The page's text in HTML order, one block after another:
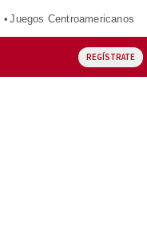
Juegos Centroamericanos
REGÍSTRATE